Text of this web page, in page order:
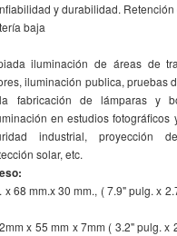
y durabilidad.
baja
iluminación de áreas de
iluminación publica, pruebas
fabricación de lámparas y
en estudios fotográficos
industrial, proyección
solar, etc.
x 68 mm.x 30 mm., ( 7.9" pulg. x
x 55 mm x 7mm ( 3.2" pulg. x